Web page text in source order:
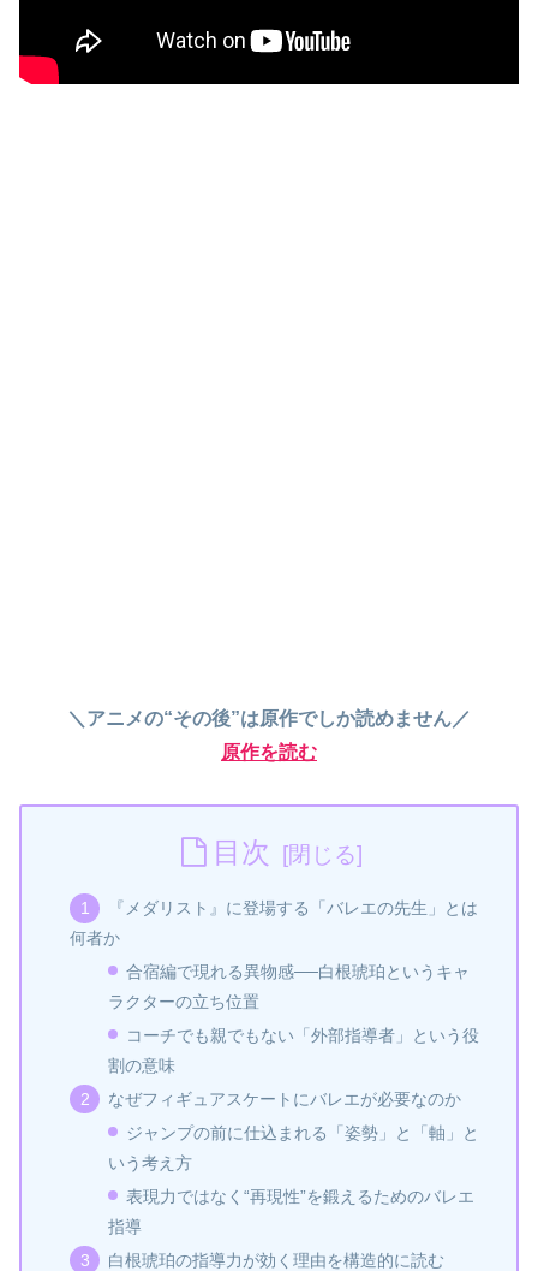
＼アニメの“その後”は原作でしか読めません／
原作を読む
目次
『メダリスト』に登場する「バレエの先生」とは
何者か
合宿編で現れる異物感──白根琥珀というキャ
ラクターの立ち位置
コーチでも親でもない「外部指導者」という役
割の意味
なぜフィギュアスケートにバレエが必要なのか
ジャンプの前に仕込まれる「姿勢」と「軸」と
いう考え方
表現力ではなく“再現性”を鍛えるためのバレエ
指導
白根琥珀の指導力が効く理由を構造的に読む